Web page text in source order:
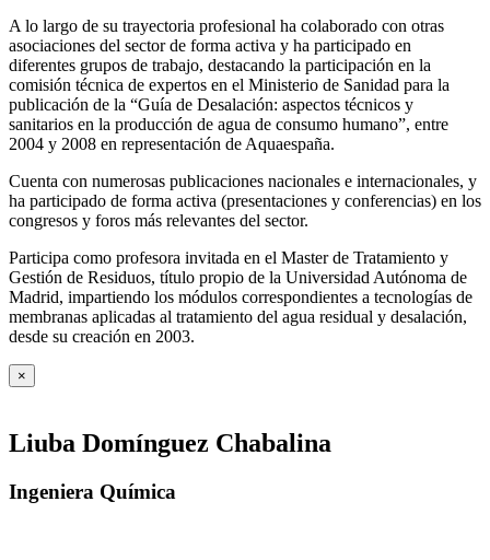
A lo largo de su trayectoria profesional ha colaborado con otras
asociaciones del sector de forma activa y ha participado en
diferentes grupos de trabajo, destacando la participación en la
comisión técnica de expertos en el Ministerio de Sanidad para la
publicación de la “Guía de Desalación: aspectos técnicos y
sanitarios en la producción de agua de consumo humano”, entre
2004 y 2008 en representación de Aquaespaña.
Cuenta con numerosas publicaciones nacionales e internacionales, y
ha participado de forma activa (presentaciones y conferencias) en los
congresos y foros más relevantes del sector.
Participa como profesora invitada en el Master de Tratamiento y
Gestión de Residuos, título propio de la Universidad Autónoma de
Madrid, impartiendo los módulos correspondientes a tecnologías de
membranas aplicadas al tratamiento del agua residual y desalación,
desde su creación en 2003.
×
Liuba Domínguez Chabalina
Ingeniera Química